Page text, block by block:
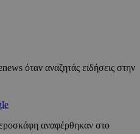
όταν αναζητάς ειδήσεις στην
αναφέρθηκαν στο